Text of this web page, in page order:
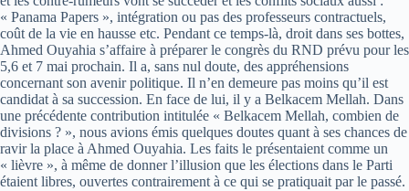
« Panama Papers », intégration ou pas des professeurs contractuels,
coût de la vie en hausse etc. Pendant ce temps-là, droit dans ses bottes,
Ahmed Ouyahia s’affaire à préparer le congrès du RND prévu pour les
5,6 et 7 mai prochain. Il a, sans nul doute, des appréhensions
concernant son avenir politique. Il n’en demeure pas moins qu’il est
candidat à sa succession. En face de lui, il y a Belkacem Mellah. Dans
une précédente contribution intitulée « Belkacem Mellah, combien de
divisions ? », nous avions émis quelques doutes quant à ses chances de
ravir la place à Ahmed Ouyahia. Les faits le présentaient comme un
« lièvre », à même de donner l’illusion que les élections dans le Parti
étaient libres, ouvertes contrairement à ce qui se pratiquait par le passé.